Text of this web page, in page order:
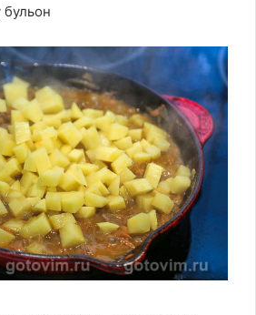
бульон